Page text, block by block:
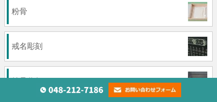
粉骨
戒名彫刻